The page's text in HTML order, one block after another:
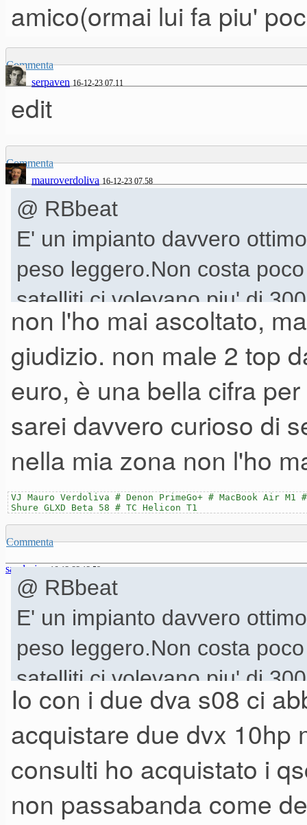
amico(ormai lui fa piu'
Commenta
serpaven 16-12-23 07.11
edit
Commenta
mauroverdoliva 16-12-23 07.58
@ RBbeat
E' un impianto davvero
peso leggero.Non costa
satelliti ci volevano piu' di
spesi.
Il secondo impianto
preso usato da un mio
serate in giro vista l'età).
non l'ho mai ascoltato,
giudizio. non male 2 top
euro, è una bella cifra
sarei davvero curioso di
nella mia zona non l'ho
VJ Mauro Verdoliva # Denon PrimeGo+ # MacBook Air
Shure GLXD Beta 58 # TC Helicon T1
Commenta
sandrojoe 16-12-23 12.58
@ RBbeat
E' un impianto davvero
peso leggero.Non costa
satelliti ci volevano piu' di
spesi.
Il secondo impianto
preso usato da un mio
serate in giro vista l'età).
Io con i due dva s08 ci
acquistare due dvx 10hp
consulti ho acquistato i
non passabanda come